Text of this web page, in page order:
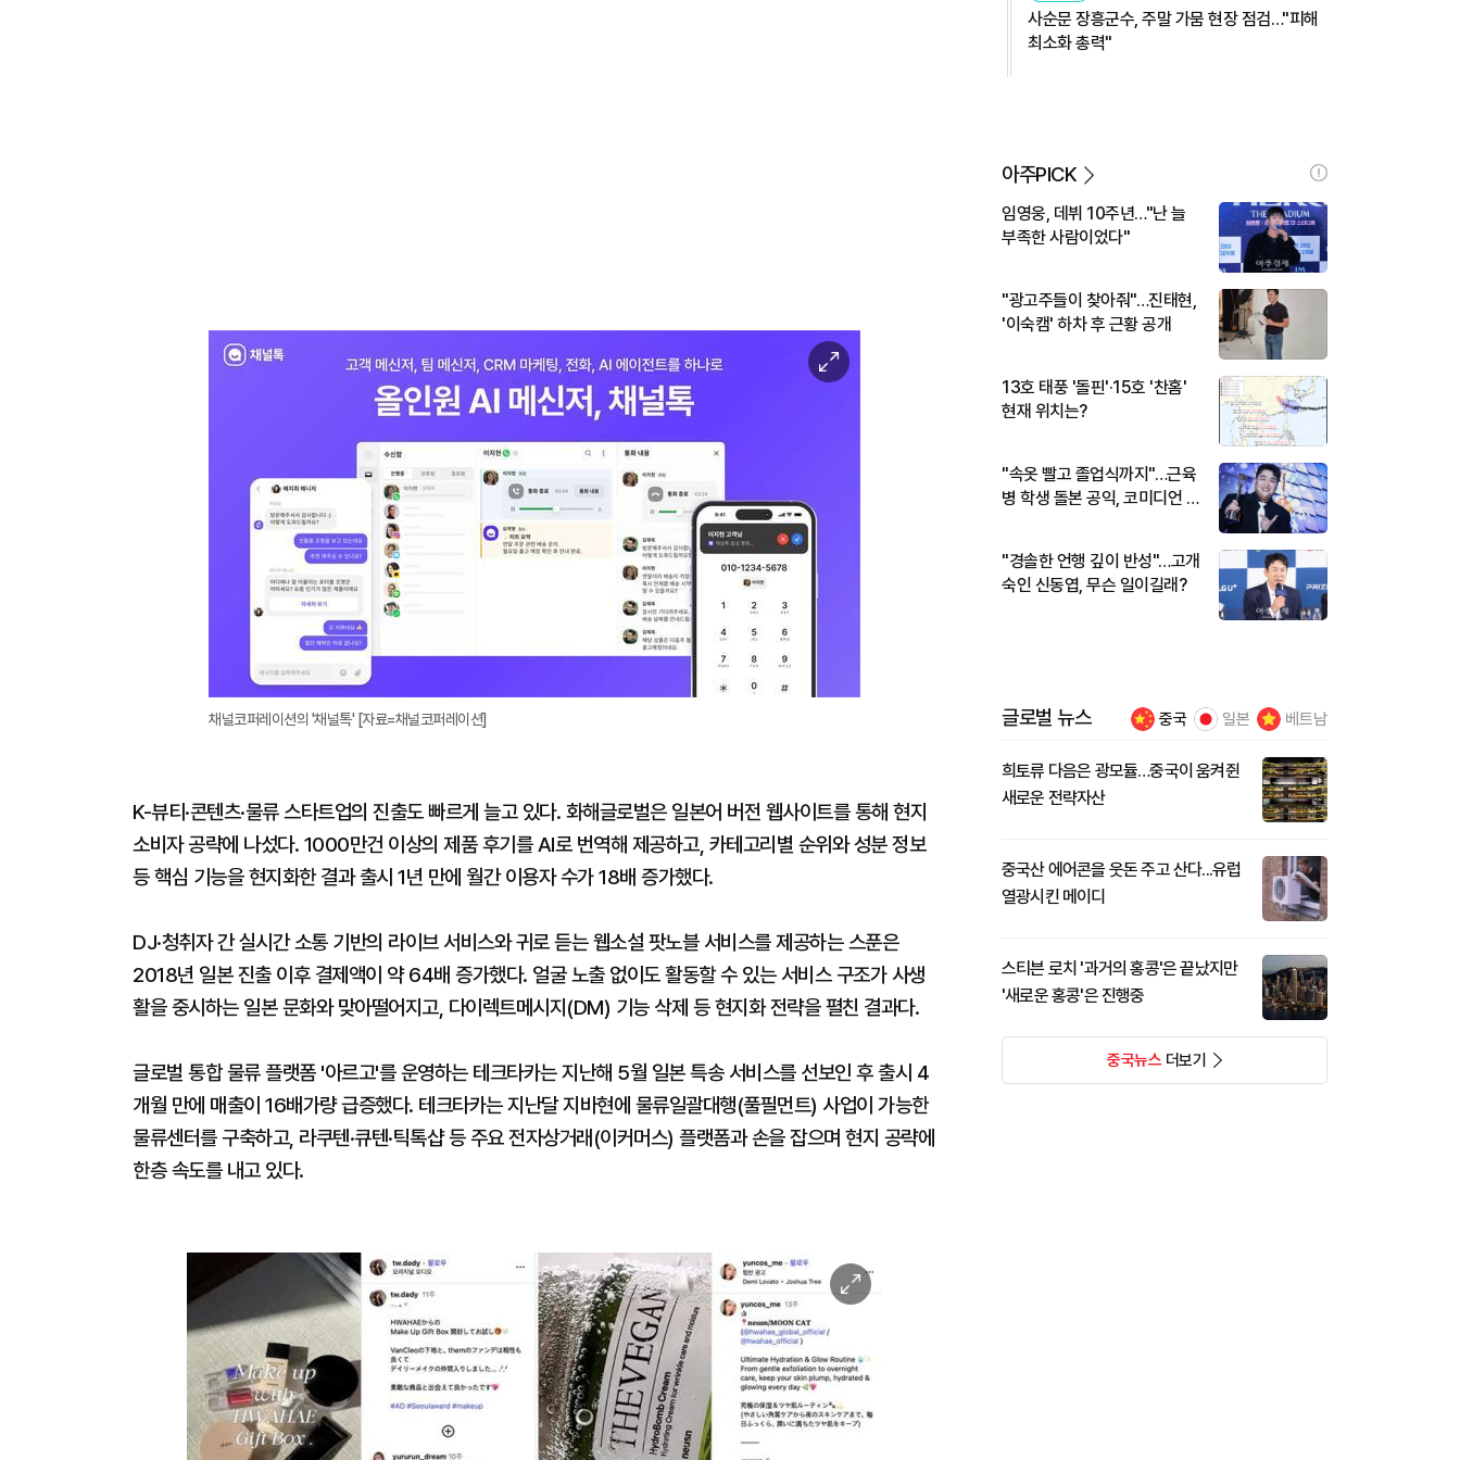
이
미
채널코퍼레이션의 '채널톡' [자료=채널코퍼레이션]
K-뷰티·콘텐츠·물류 스타트업의 진출도 빠르게 늘고 있다. 화해글로벌은 일본어 버전 웹사이트를 통해 현지
소비자 공략에 나섰다. 1000만건 이상의 제품 후기를 AI로 번역해 제공하고, 카테고리별 순위와 성분 정보
등 핵심 기능을 현지화한 결과 출시 1년 만에 월간 이용자 수가 18배 증가했다.
DJ·청취자 간 실시간 소통 기반의 라이브 서비스와 귀로 듣는 웹소설 팟노블 서비스를 제공하는 스푼은
2018년 일본 진출 이후 결제액이 약 64배 증가했다. 얼굴 노출 없이도 활동할 수 있는 서비스 구조가 사생
활을 중시하는 일본 문화와 맞아떨어지고, 다이렉트메시지(DM) 기능 삭제 등 현지화 전략을 펼친 결과다.
글로벌 통합 물류 플랫폼 '아르고'를 운영하는 테크타카는 지난해 5월 일본 특송 서비스를 선보인 후 출시 4
개월 만에 매출이 16배가량 급증했다. 테크타카는 지난달 지바현에 물류일괄대행(풀필먼트) 사업이 가능한
물류센터를 구축하고, 라쿠텐·큐텐·틱톡샵 등 주요 전자상거래(이커머스) 플랫폼과 손을 잡으며 현지 공략에
한층 속도를 내고 있다.
이
미
확
대
사순문 장흥군수, 주말 가뭄 현장 점검…"피해
최소화 총력"
아주PICK
임영웅, 데뷔 10주년…"난 늘
부족한 사람이었다"
"광고주들이 찾아줘"…진태현,
'이숙캠' 하차 후 근황 공개
13호 태풍 '돌핀'·15호 '찬홈'
현재 위치는?
"속옷 빨고 졸업식까지"…근육
병 학생 돌본 공익, 코미디언 김
"경솔한 언행 깊이 반성"…고개
숙인 신동엽, 무슨 일이길래?
글로벌 뉴스 중국 일본 베트남
희토류 다음은 광모듈…중국이 움켜쥔
새로운 전략자산
중국산 에어콘을 웃돈 주고 산다...유럽
열광시킨 메이디
스티븐 로치 '과거의 홍콩'은 끝났지만
'새로운 홍콩'은 진행중
중국뉴스더보기